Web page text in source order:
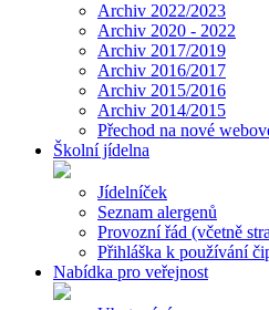
Archiv 2022/2023
Archiv 2020 - 2022
Archiv 2017/2019
Archiv 2016/2017
Archiv 2015/2016
Archiv 2014/2015
Přechod na nové
Školní jídelna
Jídelníček
Seznam alergenů
Provozní řád (včetně
Přihláška k používání
Nabídka pro veřejnost